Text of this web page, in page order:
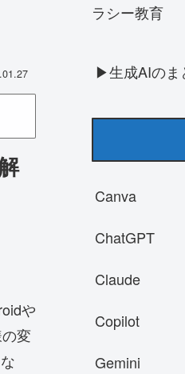
や
変
ラシー教育
▶生成AIのま
Canva
ChatGPT
Claude
Copilot
Gemini